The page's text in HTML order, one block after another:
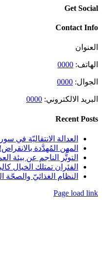
0000
في سوريا، الآليّات،
بالانقراض!
عن بيئة العمل الافتراضيّة
الخيال كالبشر!
والصحّة النفسيّة